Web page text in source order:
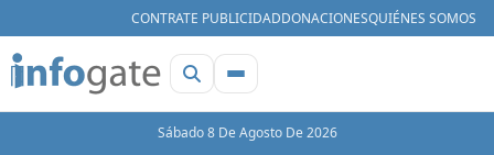
CONTRATE PUBLICIDADDONACIONESQUIÉNES SOMOS
Sábado 8 De Agosto De 2026